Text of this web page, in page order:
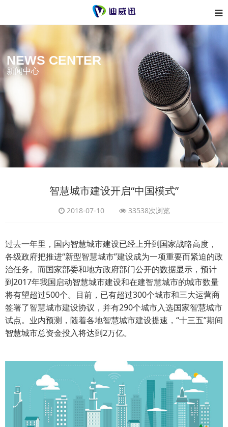
NEWS CENTER
新闻中心
智慧城市建设开启“中国模式”
2018-07-10 33538次浏览
过去一年里，国内智慧城市建设已经上升到国家战略高度，
各级政府把推进“新型智慧城市”建设成为一项重要而紧迫的政
治任务。而国家部委和地方政府部门公开的数据显示，预计
到2017年我国启动智慧城市建设和在建智慧城市的城市数量
将有望超过500个。目前，已有超过300个城市和三大运营商
签署了智慧城市建设协议，并有290个城市入选国家智慧城市
试点。业内预测，随着各地智慧城市建设提速，“十三五”期间
智慧城市总资金投入将达到2万亿。